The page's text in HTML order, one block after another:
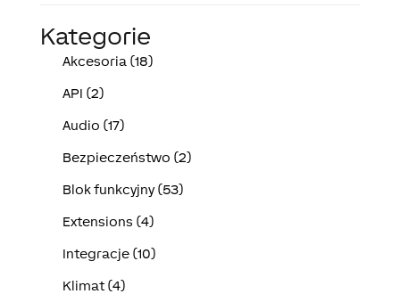
Kategorie
Akcesoria (18)
API (2)
Audio (17)
Bezpieczeństwo (2)
Blok funkcyjny (53)
Extensions (4)
Integracje (10)
Klimat (4)